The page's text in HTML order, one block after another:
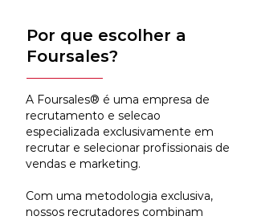
Por que escolher a
Foursales?
A Foursales® é uma empresa de
recrutamento e selecao
especializada exclusivamente em
recrutar e selecionar profissionais de
vendas e marketing.
Com uma metodologia exclusiva,
nossos recrutadores combinam